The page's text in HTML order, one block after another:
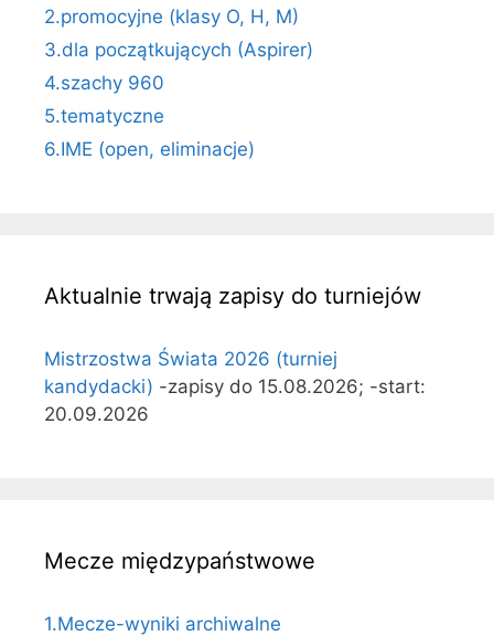
2.promocyjne (klasy O, H, M)
3.dla początkujących (Aspirer)
4.szachy 960
5.tematyczne
6.IME (open, eliminacje)
Aktualnie trwają zapisy do turniejów
Mistrzostwa Świata 2026 (turniej
kandydacki) -zapisy do 15.08.2026; -start:
20.09.2026
Mecze międzypaństwowe
1.Mecze-wyniki archiwalne